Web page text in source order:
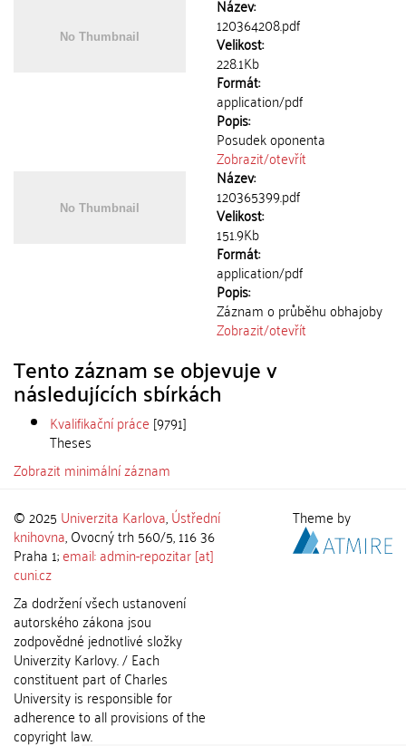
Název:
120364208.pdf
Velikost:
228.1Kb
Formát:
application/pdf
Popis:
Posudek oponenta
Zobrazit/otevřít
Název:
120365399.pdf
Velikost:
151.9Kb
Formát:
application/pdf
Popis:
Záznam o průběhu obhajoby
Zobrazit/otevřít
Tento záznam se objevuje v
následujících sbírkách
Kvalifikační práce [9791]
Theses
Zobrazit minimální záznam
© 2025 Univerzita Karlova,Ústřední
knihovna, Ovocný trh 560/5, 116 36
Praha 1;email: admin-repozitar [at]
cuni.cz
Za dodržení všech ustanovení
autorského zákona jsou
zodpovědné jednotlivé složky
Univerzity Karlovy. / Each
constituent part of Charles
University is responsible for
adherence to all provisions of the
copyright law.
Theme by